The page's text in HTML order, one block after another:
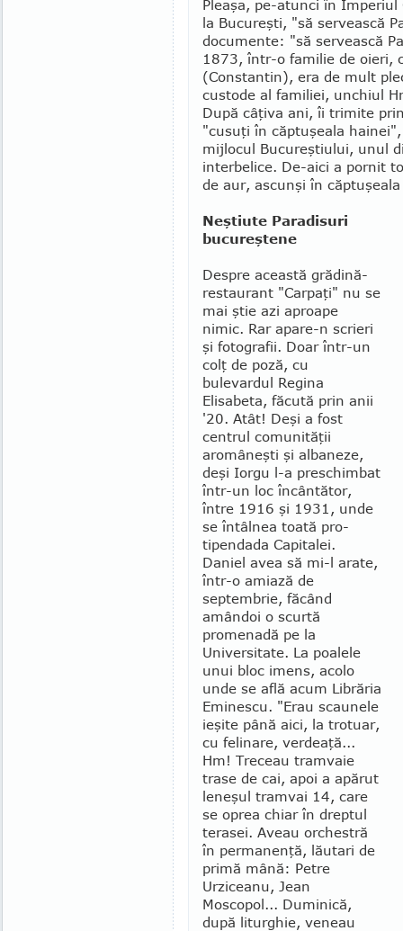
Pleaşa, pe-atunci în
la Bucureşti, "să servească
documente: "să servească
1873, într-o familie de oieri,
(Constantin), era de mult
custode al familiei, unchiul
După câţi­va ani, îi trimite
"cu­suţi în căptuşeala
mijlocul Bucureştiului, unul
interbelice. De-aici a por­nit
de aur, ascunşi în
Neştiute Paradisuri
bucureştene
Despre această grădină-
restaurant "Car­paţi" nu se
mai ştie azi aproape
nimic. Rar apare-n scrieri
şi fotografii. Doar într-un
colţ de poză, cu
bulevardul Regina
Elisabeta, făcută prin anii
'20. Atât! Deşi a fost
centrul comunităţii
aromâneşti şi albaneze,
deşi Iorgu l-a preschimbat
într-un loc încântător,
între 1916 şi 1931, unde
se întâlnea toată pro­
tipendada Ca­pitalei.
Daniel avea să mi-l arate,
într-o amiază de
septembrie, făcând
amândoi o scurtă
promenadă pe la
Universitate. La poalele
unui bloc imens, acolo
unde se află acum Librăria
Eminescu. "Erau scaunele
ieşite până aici, la trotuar,
cu felinare, ver­deaţă...
Hm! Treceau tramvaie
trase de cai, apoi a apărut
leneşul tramvai 14, care
se oprea chiar în dreptul
terasei. Aveau orches­tră
în permanenţă, lăutari de
primă mână: Petre
Urziceanu, Jean
Moscopol... Dumini­că,
după liturghie, veneau